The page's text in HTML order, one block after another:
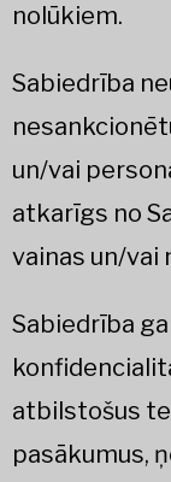
nolūkiem.
Sabiedrība
un/vai
atkarīgs no
vainas un/vai
Sabiedrība
atbilstošus
pasākumus,